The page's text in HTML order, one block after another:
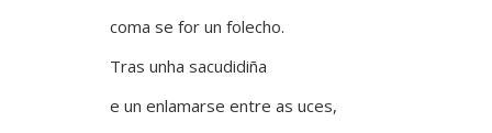
coma se for un folecho.
Tras unha sacudidiña
e un enlamarse entre as uces,